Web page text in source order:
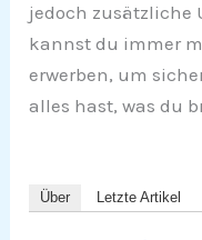
jedoch zusätzliche
kannst du immer
erwerben, um
alles hast, was du
Über Letzte Artikel